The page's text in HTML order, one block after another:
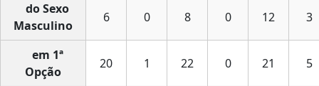
do Sexo
Masculino
6 0 8 0 12 3
em 1ª
Opção
20 1 22 0 21 5